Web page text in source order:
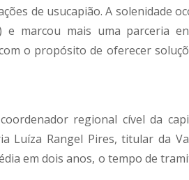
de usucapião. A solenidade
e marcou mais uma parceria
o propósito de oferecer
regional cível da
Luíza Rangel Pires, titular da
em dois anos, o tempo de